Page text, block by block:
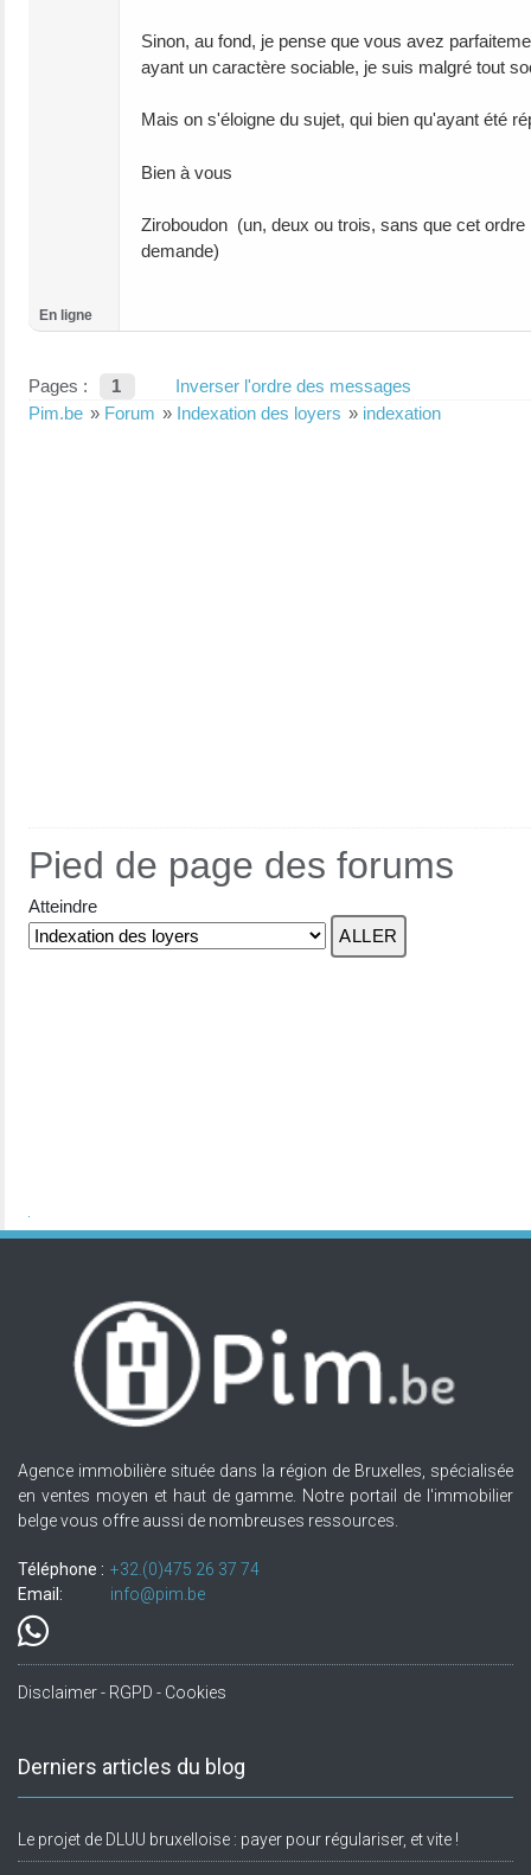
Sinon, au fond, je pense que vous avez
ayant un caractère sociable, je suis malgré tout
Mais on s'éloigne du sujet, qui bien qu'ayant été
Bien à vous
Ziroboudon (un, deux ou trois, sans que cet
demande)
En ligne
Pages : 1
Inverser l'ordre des messages
Pim.be » Forum » Indexation des loyers » indexation
Pied de page des forums
Atteindre
Agence immobilière située dans la région de Bruxelles, spécialisée
en ventes moyen et haut de gamme. Notre portail de l'immobilier
belge vous offre aussi de nombreuses ressources.
Téléphone : +32.(0)475 26 37 74
Email:
info@pim.be
Disclaimer - RGPD - Cookies
Derniers articles du blog
Le projet de DLUU bruxelloise : payer pour régulariser, et vite !